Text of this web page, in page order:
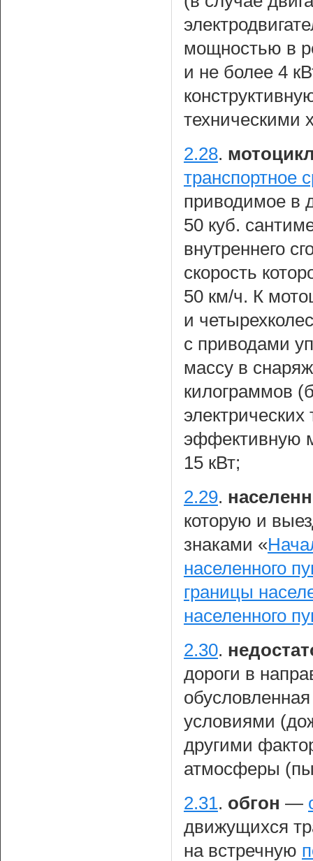
мощностью в
и не более 4
техническими
2.28.
транспортное
приводимое в
50 куб.
внутреннего
скорость
50 км/ч. К
и
с приводами
массу в
килограммов
эффективную
15 кВт;
2.29.
которую и
знаками «
населенного
границы
населенного
2.30.
дороги в
условиями
другими
атмосферы
2.31 . обгон —
движущихся
на встречную